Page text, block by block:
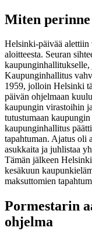
Miten perinne
Helsinki-päivää alettiin
aloitteesta. Seuran
Kaupunginhallitus
1959, jolloin Helsinki
päivän ohjelmaan
kaupungin virastoihin
tutustumaan
kaupunginhallitus
tapahtuman. Ajatus oli
asukkaita ja juhlistaa
Tämän jälkeen
kesäkuun
maksuttomien
Pormestarin
ohjelma